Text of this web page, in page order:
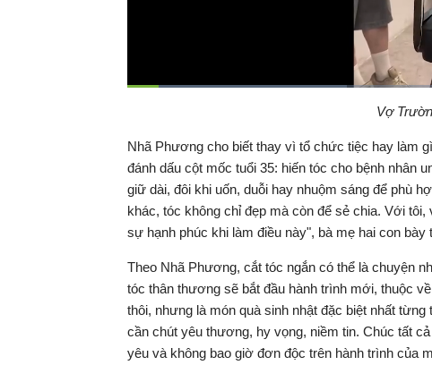
gian
hiện
tại
Đã
Vợ
Nhã Phương cho biết thay vì tổ chức tiệc hay làm
đánh dấu cột mốc tuổi 35: hiến tóc cho bệnh nhân
giữ dài, đôi khi uốn, duỗi hay nhuộm sáng để phù
khác, tóc không chỉ đẹp mà còn để sẻ chia. Với
sự hạnh phúc khi làm điều này", bà mẹ hai con bày
Theo Nhã Phương, cắt tóc ngắn có thể là chuyện
tóc thân thương sẽ bắt đầu hành trình mới, thuộc
thôi, nhưng là món quà sinh nhật đặc biệt nhất
cần chút yêu thương, hy vọng, niềm tin. Chúc tất
yêu và không bao giờ đơn độc trên hành trình của